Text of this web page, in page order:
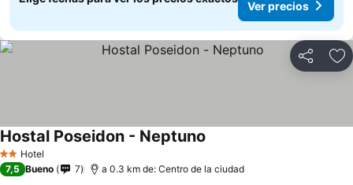
Ver precios
Compartir
2 Estrellas
Hotel
Hostal Poseidon - Neptuno
7,5 Bueno 7 a 0.3 km de: Centro de la ciudad